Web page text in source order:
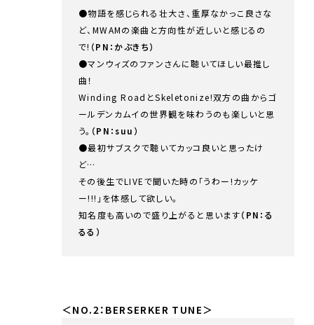
●物語を感じられる壮大さ、重厚なかっこ良さな
ど、MWAMの楽曲と方向性が近しいと感じるの
で! （PN：かぶきち）
●マンウィズのファンさんに聴いてほしい最推し
曲！
Winding RoadとSkeletonize!双方の曲からゴ
ールデンカムイの世界観を味わうのも楽しいと思
う。 （PN：suu）
●最初サブスクで聴いてカッコ良いと思ったけ
ど…
その後生でLIVEで聞いた時の「うわー!カッケ
ー!!!」を体感して欲しい。
知名度も高いので盛り上がると思います（PN：る
るる）
＜NO.2：BERSERKER TUNE＞